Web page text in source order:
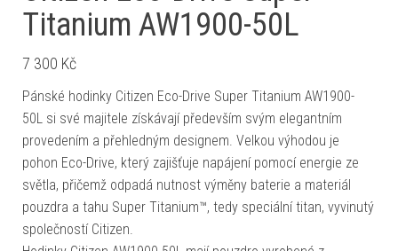
Titanium AW1900-50L
7 300 Kč
Pánské hodinky Citizen Eco-Drive Super Titanium AW1900-
50L si své majitele získávají především svým elegantním
provedením a přehledným designem. Velkou výhodou je
pohon Eco-Drive, který zajišťuje napájení pomocí energie ze
světla, přičemž odpadá nutnost výměny baterie a materiál
pouzdra a tahu Super Titanium™, tedy speciální titan, vyvinutý
společností Citizen.